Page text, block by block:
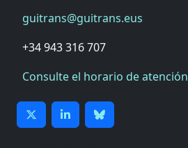
guitrans@guitrans.eus
+34 943 316 707
Consulte el horario de